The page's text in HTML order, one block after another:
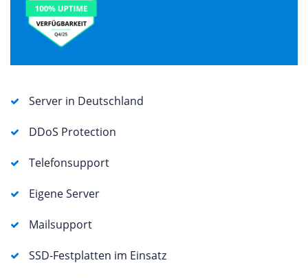
Server in Deutschland
DDoS Protection
Telefonsupport
Eigene Server
Mailsupport
SSD-Festplatten im Einsatz